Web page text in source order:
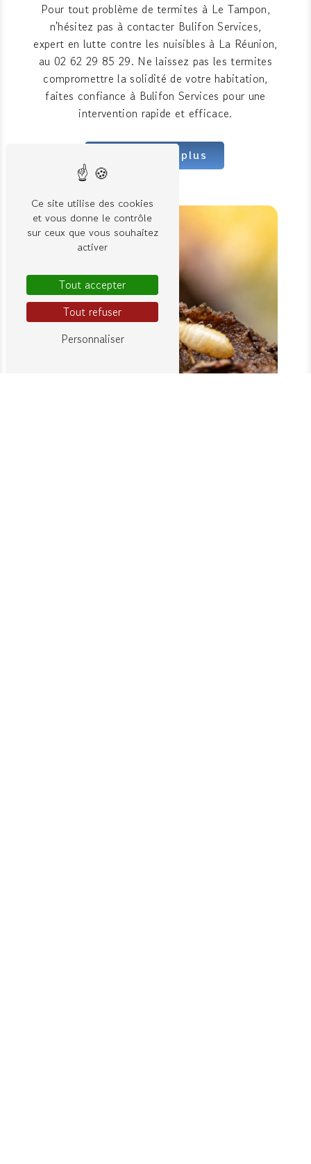
Pour tout problème de termites à Le Tampon,
n'hésitez pas à contacter Bulifon Services,
expert en lutte contre les nuisibles à La Réunion,
au 02 62 29 85 29. Ne laissez pas les termites
compromettre la solidité de votre habitation,
faites confiance à Bulifon Services pour une
intervention rapide et efficace.
En savoir plus
Ce site utilise des cookies
et vous donne le contrôle
sur ceux que vous souhaitez
activer
Tout accepter
Tout refuser
Personnaliser